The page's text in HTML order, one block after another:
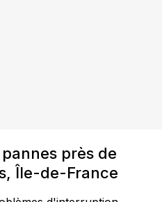
près de
Île-de-France